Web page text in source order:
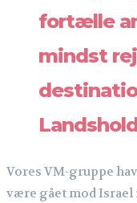
fortælle
mindst
Vores VM-gruppe
være gået mod Israel